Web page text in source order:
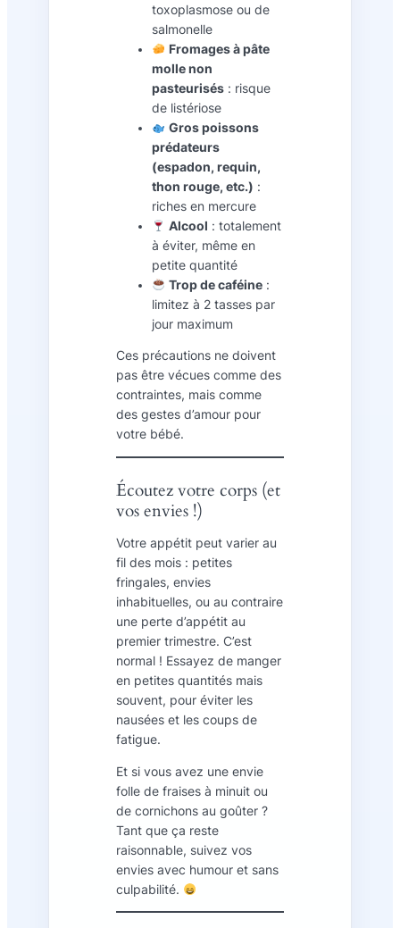
toxoplasmose ou de
salmonelle
Fromages à pâte
molle non
pasteurisés: risque
de listériose
Gros poissons
prédateurs
(espadon, requin,
thon rouge, etc.) :
riches en mercure
Alcool : totalement
à éviter, même en
petite quantité
Trop de caféine:
limitez à 2 tasses par
jour maximum
Ces précautions ne doivent
pas être vécues comme des
contraintes, mais comme
des gestes d’amour pour
votre bébé.
Écoutez votre corps (et
vos envies !)
Votre appétit peut varier au
fil des mois : petites
fringales, envies
inhabituelles, ou au contraire
une perte d’appétit au
premier trimestre. C’est
normal ! Essayez de manger
en petites quantités mais
souvent, pour éviter les
nausées et les coups de
fatigue.
Et si vous avez une envie
folle de fraises à minuit ou
de cornichons au goûter ?
Tant que ça reste
raisonnable, suivez vos
envies avec humour et sans
culpabilité.